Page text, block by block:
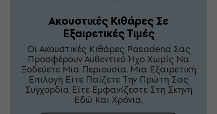
Ακουστικές Κιθάρες Σε
Εξαιρετικές Τιμές
Οι Ακουστικές Κιθάρες Pasadena Σας
Προσφέρουν Αυθεντικό Ήχο Χωρίς Να
Ξοδεύετε Μια Περιουσία. Μια Εξαιρετική
Επιλογή Είτε Παίζετε Την Πρώτη Σας
Συγχορδία Είτε Εμφανίζεστε Στη Σκηνή
Εδώ Και Χρόνια.